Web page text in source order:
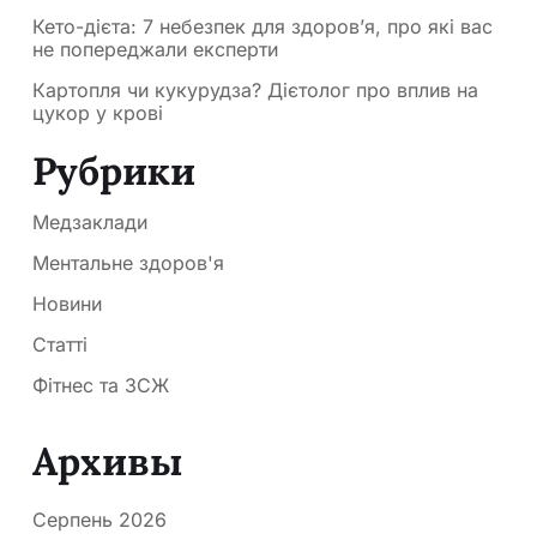
Кето-дієта: 7 небезпек для здоров’я, про які вас
не попереджали експерти
Картопля чи кукурудза? Дієтолог про вплив на
цукор у крові
Рубрики
Медзаклади
Ментальне здоров'я
Новини
Статті
Фітнес та ЗСЖ
Архивы
Серпень 2026